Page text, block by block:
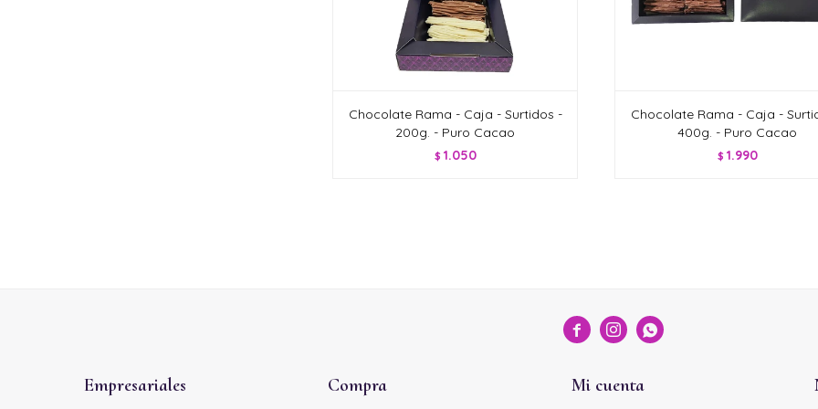
Chocolate Rama - Caja - Surtidos -
200g. - Puro Cacao
$ 1.050
Chocolate Rama - Caja -
400g. - Puro Cacao
$ 1.990
  
Empresariales Compra Mi cuenta